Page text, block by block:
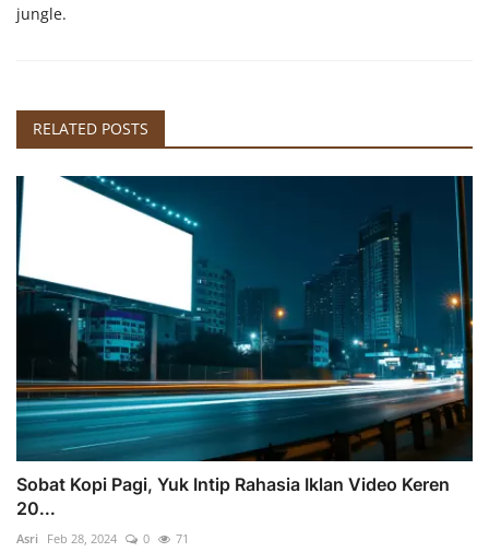
jungle.
RELATED POSTS
Sobat Kopi Pagi, Yuk Intip Rahasia Iklan Video Keren
20...
Asri Feb 28, 2024 0 71